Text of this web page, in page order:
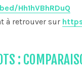
Hh1hVBhRDuQ
à retrouver sur
: